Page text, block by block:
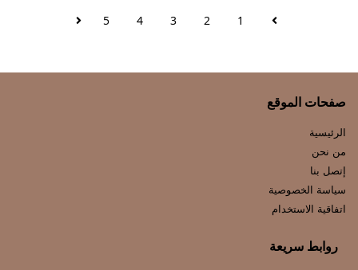
1
2
3
4
5
صفحات الموقع
الرئيسية
من نحن
إتصل بنا
سياسة الخصوصية
اتفاقية الاستخدام
روابط سريعة